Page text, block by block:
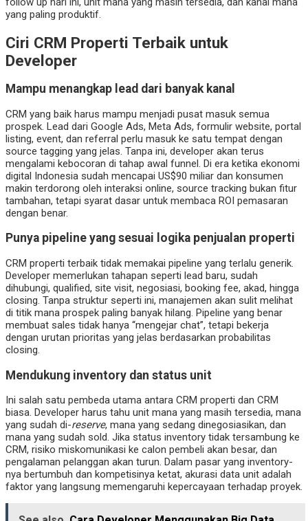
yang paling produktif.
Ciri CRM Properti Terbaik untuk
Developer
Mampu menangkap lead dari banyak kanal
CRM yang baik harus mampu menjadi pusat masuk semua
prospek. Lead dari Google Ads, Meta Ads, formulir website, portal
listing, event, dan referral perlu masuk ke satu tempat dengan
source tagging yang jelas. Tanpa ini, developer akan terus
mengalami kebocoran di tahap awal funnel. Di era ketika ekonomi
digital Indonesia sudah mencapai US$90 miliar dan konsumen
makin terdorong oleh interaksi online, source tracking bukan fitur
tambahan, tetapi syarat dasar untuk membaca ROI pemasaran
dengan benar.
Punya pipeline yang sesuai logika penjualan properti
CRM properti terbaik tidak memakai pipeline yang terlalu generik.
Developer memerlukan tahapan seperti lead baru, sudah
dihubungi, qualified, site visit, negosiasi, booking fee, akad, hingga
closing. Tanpa struktur seperti ini, manajemen akan sulit melihat
di titik mana prospek paling banyak hilang. Pipeline yang benar
membuat sales tidak hanya “mengejar chat”, tetapi bekerja
dengan urutan prioritas yang jelas berdasarkan probabilitas
closing.
Mendukung inventory dan status unit
Ini salah satu pembeda utama antara CRM properti dan CRM
biasa. Developer harus tahu unit mana yang masih tersedia, mana
yang sudah di-reserve, mana yang sedang dinegosiasikan, dan
mana yang sudah sold. Jika status inventory tidak tersambung ke
CRM, risiko miskomunikasi ke calon pembeli akan besar, dan
pengalaman pelanggan akan turun. Dalam pasar yang inventory-
nya bertumbuh dan kompetisinya ketat, akurasi data unit adalah
faktor yang langsung memengaruhi kepercayaan terhadap proyek.